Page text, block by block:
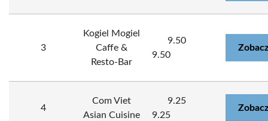
3
Kogiel Mogiel
Caffe &
Resto-Bar
9.50
9.50
4
Com Viet
Asian Cuisine
9.25
9.25